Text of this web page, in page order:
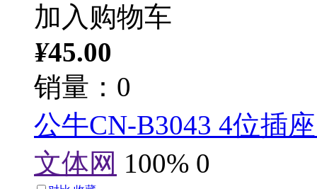
加入购物车
¥45.00
销量：0
公牛CN-B3043 4位插
文体网 100% 0